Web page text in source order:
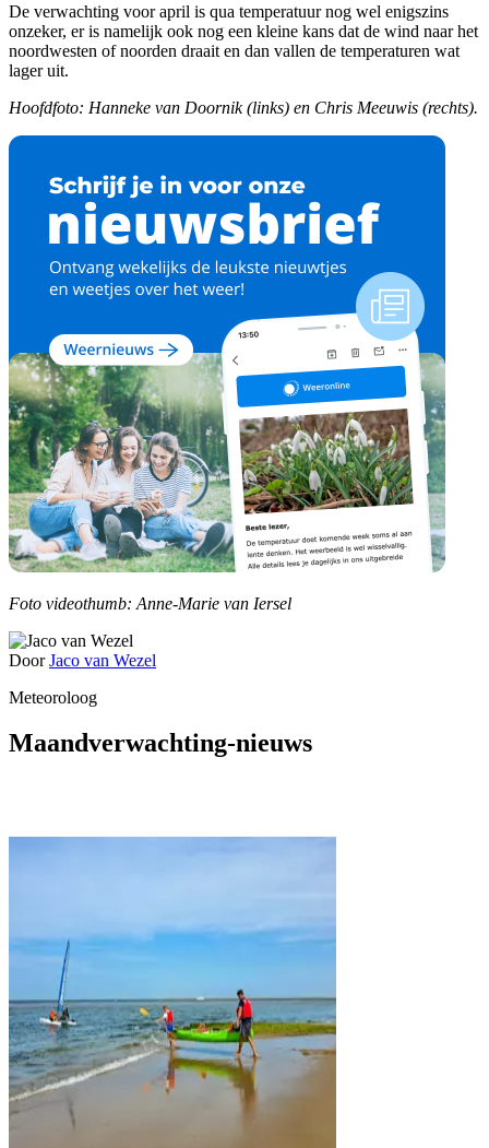
De verwachting voor april is qua temperatuur nog wel enigszins
onzeker, er is namelijk ook nog een kleine kans dat de wind naar het
noordwesten of noorden draait en dan vallen de temperaturen wat
lager uit.
Hoofdfoto: Hanneke van Doornik (links) en Chris Meeuwis (rechts).
Foto videothumb: Anne-Marie van Iersel
DoorJaco van Wezel
Meteoroloog
Maandverwachting-nieuws